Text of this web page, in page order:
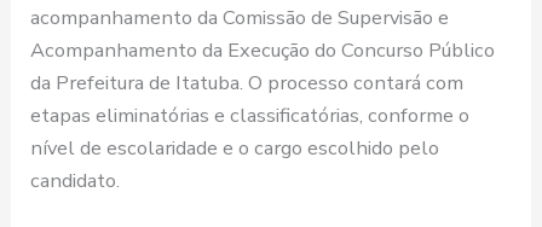
acompanhamento da Comissão de Supervisão e
Acompanhamento da Execução do Concurso Público
da Prefeitura de Itatuba. O processo contará com
etapas eliminatórias e classificatórias, conforme o
nível de escolaridade e o cargo escolhido pelo
candidato.